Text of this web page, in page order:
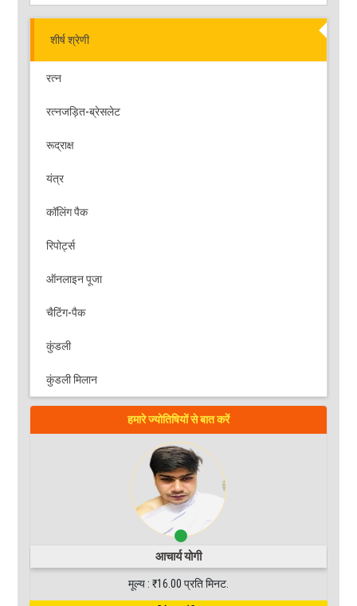
शीर्ष श्रेणी
रत्न
रत्नजड़ित-ब्रेसलेट
रूद्राक्ष
यंत्र
कॉलिंग पैक
रिपोर्ट्स
ऑनलाइन पूजा
चैटिंग-पैक
कुंडली
कुंडली मिलान
हमारे ज्योतिषियों से बात करें
मूल्य : ₹16.00 प्रति मिनट.